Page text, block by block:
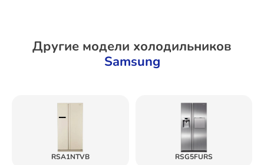
Другие модели холодильников
Samsung
RSA1NTVB RSG5FURS